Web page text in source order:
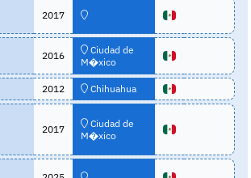
2017
2016
Ciudad de
M�xico
2012 Chihuahua
2017
Ciudad de
M�xico